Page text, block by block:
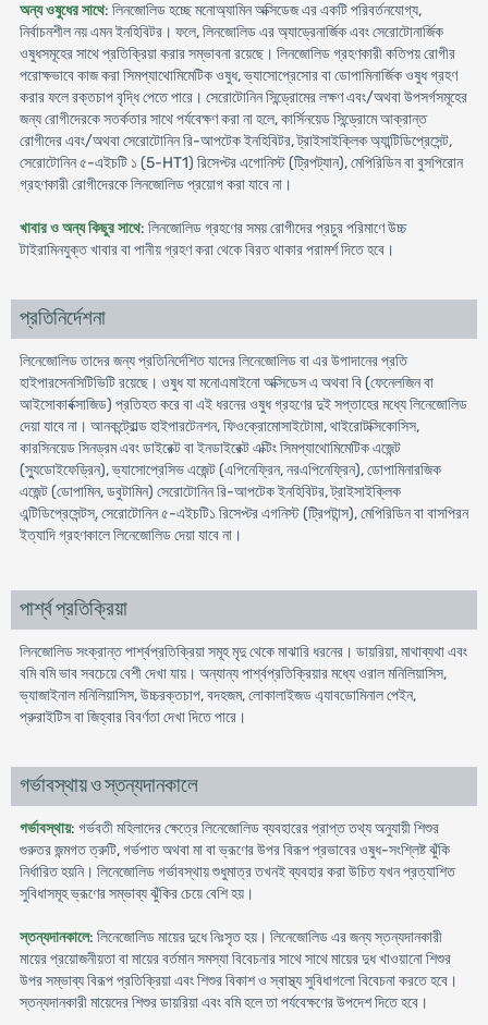
অন্য ওষুধের সাথে: লিনজোলিড হচ্ছে মনোঅ্যামিন অক্সিডেজ এর একটি পরিবর্তনযোগ্য,
নির্বাচনশীল নয় এমন ইনহিবিটর। ফলে, লিনজোলিড এর অ্যাড্রেনার্জিক এবং সেরোটোনার্জিক
ওষুধসমূহের সাথে প্রতিক্রিয়া করার সম্ভাবনা রয়েছে। লিনজোলিড গ্রহণকারী কতিপয় রোগীর
পরোক্ষভাবে কাজ করা সিমপ্যাথোমিমেটিক ওষুধ, ভ্যাসোপ্রেসোর বা ডোপামিনার্জিক ওষুধ গ্রহণ
করার ফলে রক্তচাপ বৃদ্ধি পেতে পারে। সেরোটোনিন সিন্ড্রোমের লক্ষণ এবং/অথবা উপসর্গসমূহের
জন্য রোগীদেরকে সতর্কতার সাথে পর্যবেক্ষণ করা না হলে, কার্সিনয়েড সিন্ড্রোমে আক্রান্ত
রোগীদের এবং/অথবা সেরোটোনিন রি-আপটেক ইনহিবিটর, ট্রাইসাইক্লিক অ্যান্টিডিপ্রেসেন্ট,
সেরোটোনিন ৫-এইচটি ১ (5-HT1) রিসেপ্টর এগোনিস্ট (ট্রিপট্যান), মেপিরিডিন বা বুসপিরোন
গ্রহণকারী রোগীদেরকে লিনজোলিড প্রয়োগ করা যাবে না।
খাবার ও অন্য কিছুর সাথে: লিনজোলিড গ্রহণের সময় রোগীদের প্রচুর পরিমাণে উচ্চ
টাইরামিনযুক্ত খাবার বা পানীয় গ্রহণ করা থেকে বিরত থাকার পরামর্শ দিতে হবে।
প্রতিনির্দেশনা
লিনেজোলিড তাদের জন্য প্রতিনির্দেশিত যাদের লিনেজোলিড বা এর উপাদানের প্রতি
হাইপারসেনসিটিভিটি রয়েছে। ওষুধ যা মনোএমাইনো অক্সিডেস এ অথবা বি (ফেনেলজিন বা
আইসোকার্বক্সাজিড) প্রতিহত করে বা এই ধরনের ওষুধ গ্রহণের দুই সপ্তাহের মধ্যে লিনেজোলিড
দেয়া যাবে না। আনকন্ট্রোল্ড হাইপারটেনশন, ফিওক্রোমোসাইটোমা, থাইরোটক্সিকোসিস,
কারসিনয়েড সিনড্রম এবং ডাইরেক্ট বা ইনডাইরেক্ট এক্টিং সিমপ্যাথোমিমেটিক এজেন্ট
(স্যুডোইফেড্রিন), ভ্যাসোপ্রেসিভ এজেন্ট (এপিনেফ্রিন, নরএপিনেফ্রিন), ডোপামিনারজিক
এজেন্ট (ডোপামিন, ডবুটামিন) সেরোটোনিন রি-আপটেক ইনহিবিটর, ট্রাইসাইক্লিক
এন্টিডিপ্রেসেন্টস্, সেরোটোনিন ৫-এইচটি১ রিসেপ্টর এগনিস্ট (ট্রিপটান্স), মেপিরিডিন বা বাসপিরন
ইত্যাদি গ্রহণকালে লিনেজোলিড দেয়া যাবে না।
পার্শ্ব প্রতিক্রিয়া
লিনজোলিড সংক্রান্ত পার্শ্বপ্রতিক্রিয়া সমূহ মৃদু থেকে মাঝারি ধরনের। ডায়রিয়া, মাথাব্যথা এবং
বমি বমি ভাব সবচেয়ে বেশী দেখা যায়। অন্যান্য পার্শ্বপ্রতিক্রিয়ার মধ্যে ওরাল মনিলিয়াসিস,
ভ্যাজাইনাল মনিলিয়াসিস, উচ্চরক্তচাপ, বদহজম, লোকালাইজড এ্যাবডোমিনাল পেইন,
প্রুরাইটিস বা জিহ্বার বিবর্ণতা দেখা দিতে পারে।
গর্ভাবস্থায় ও স্তন্যদানকালে
গর্ভাবস্থায়: গর্ভবতী মহিলাদের ক্ষেত্রে লিনেজোলিড ব্যবহারের প্রাপ্ত তথ্য অনুযায়ী শিশুর
গুরুতর জন্মগত ত্রুটি, গর্ভপাত অথবা মা বা ভ্রূণের উপর বিরূপ প্রভাবের ওষুধ-সংশ্লিষ্ট ঝুঁকি
নির্ধারিত হয়নি। লিনেজোলিড গর্ভাবস্থায় শুধুমাত্র তখনই ব্যবহার করা উচিত যখন প্রত্যাশিত
সুবিধাসমূহ ভ্রূণের সম্ভাব্য ঝুঁকির চেয়ে বেশি হয়।
স্তন্যদানকালে: লিনেজোলিড মায়ের দুধে নিঃসৃত হয়। লিনেজোলিড এর জন্য স্তন্যদানকারী
মায়ের প্রয়োজনীয়তা বা মায়ের বর্তমান সমস্যা বিবেচনার সাথে সাথে মায়ের দুধ খাওয়ানো শিশুর
উপর সম্ভাব্য বিরূপ প্রতিক্রিয়া এবং শিশুর বিকাশ ও স্বাস্থ্য সুবিধাগলো বিবেচনা করতে হবে।
স্তন্যদানকারী মায়েদের শিশুর ডায়রিয়া এবং বমি হলে তা পর্যবেক্ষণের উপদেশ দিতে হবে।